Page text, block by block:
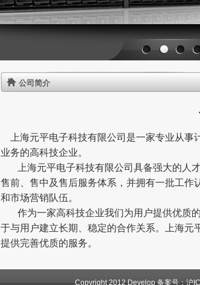
公司简介
上海元平电子科技有限公司是一家专业从事
业务的高科技企业。
上海元平电子科技有限公司具备强大的人
售前、售中及售后服务体系，并拥有一批工
和市场营销队伍。
作为一家高科技企业我们为用户提供优质
于与用户建立长期、稳定的合作关系。上海元
提供完善优质的服务。
Copyright 2012 Develop 备案号： 沪